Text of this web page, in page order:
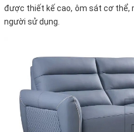
được thiết kế cao, ôm sát cơ thể,
người sử dụng.